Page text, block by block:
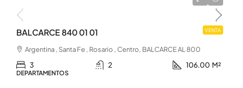
VENTA
BALCARCE 840 01 01
Argentina , Santa Fe , Rosario , Centro, BALCARCE AL 800
3 2 106.00 M²
DEPARTAMENTOS